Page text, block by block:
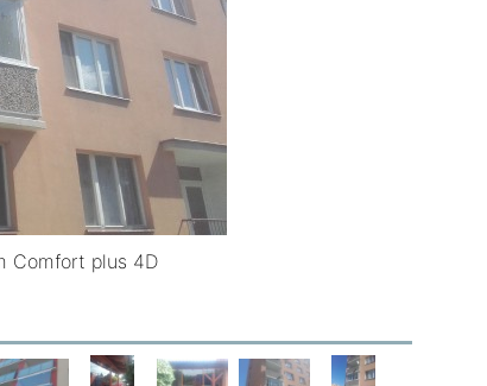
Comfort plus 4D